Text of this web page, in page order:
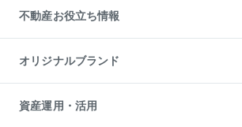
貸すガイド
事業用不動産
マンション投資
投資用マンション
アパート経営
収益物件
ビル購入（ビル一棟）
投資用不動産の売却査定
不動産お役立ち情報
マンションライブラリー
人気マンションランキング
暮らしに役立つ不動産メディア
不動産相場・不動産価格情報
オリジナルブランド
一棟リノベーションマンション
L`GENTE（ルジェンテ）
資産運用・活用